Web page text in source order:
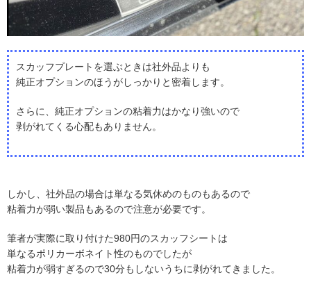
スカッフプレートを選ぶときは社外品よりも
純正オプションのほうがしっかりと密着します。
さらに、純正オプションの粘着力はかなり強いので
剥がれてくる心配もありません。
しかし、社外品の場合は単なる気休めのものもあるので
粘着力が弱い製品もあるので注意が必要です。
筆者が実際に取り付けた980円のスカッフシートは
単なるポリカーボネイト性のものでしたが
粘着力が弱すぎるので30分もしないうちに剥がれてきました。